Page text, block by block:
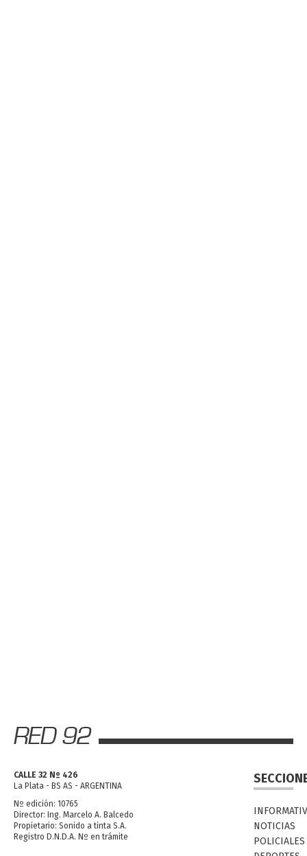
CALLE 32 Nº 426
La Plata - BS AS - ARGENTINA
Nº edición: 10765
Director: Ing. Marcelo A. Balcedo
Propietario: Sonido a tinta S.A.
Registro D.N.D.A. Nº en trámite
NOTICIAS
POLICIALES